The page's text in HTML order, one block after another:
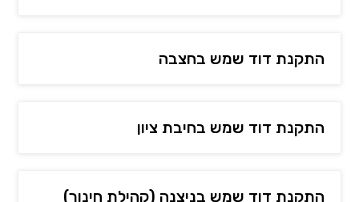
התקנת דוד שמש בחצבה
התקנת דוד שמש בחיבת ציון
התקנת דוד שמש בניצנה (קהילת חינוך)